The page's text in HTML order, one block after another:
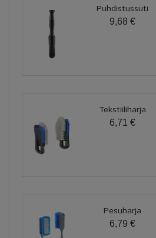
Puhdistussuti
9,68 €
Tekstiiliharja
6,71 €
Pesuharja
6,79 €